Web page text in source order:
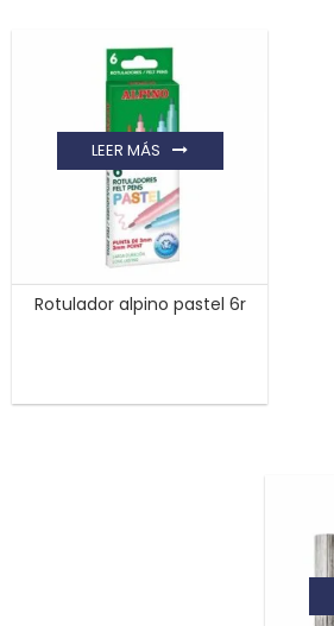
Rotulador alpino pastel 6r
LEER MÁS